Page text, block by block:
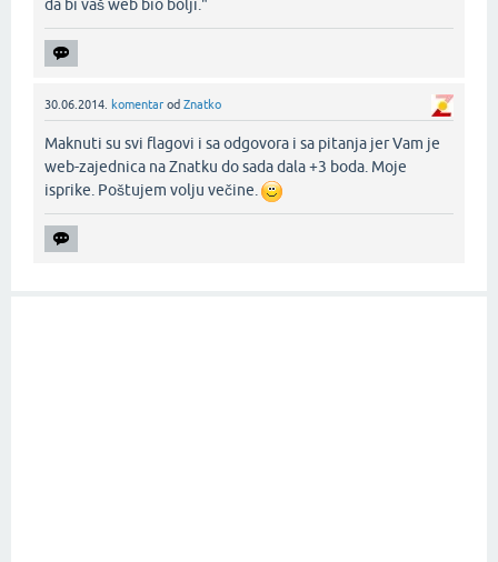
da bi vaš web bio bolji."‌
30.06.2014. komentar od Znatko
Maknuti su svi flagovi i sa odgovora i sa pitanja jer Vam je
web-zajednica na Znatku do sada dala +3 boda. Moje
isprike. Poštujem volju večine.